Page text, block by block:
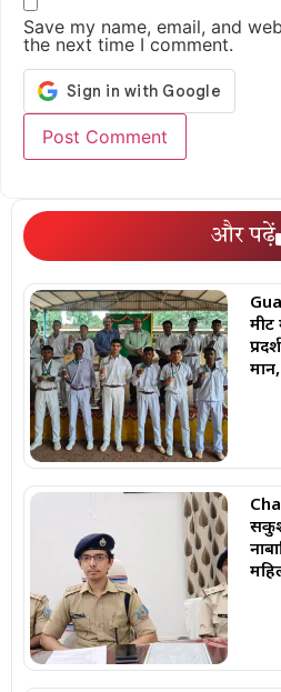
Save my name, email, and
the next time I comment.
और पढ़ें
मीट